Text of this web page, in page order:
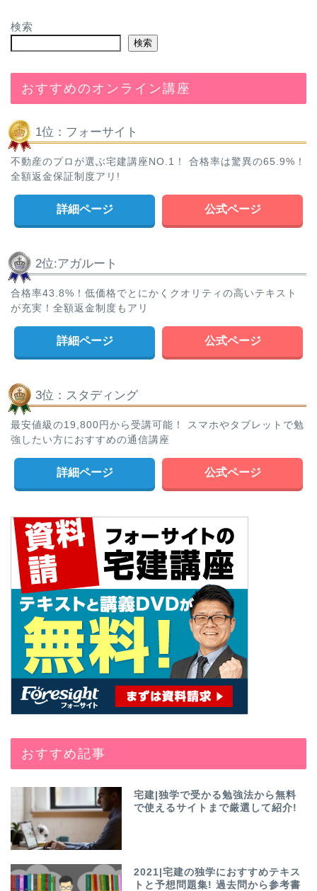
検索
検索
おすすめのオンライン講座
1位：フォーサイト
不動産のプロが選ぶ宅建講座NO.1！ 合格率は驚異の65.9%！
全額返金保証制度アリ!
詳細ページ 公式ページ
2位:アガルート
合格率43.8%！低価格でとにかくクオリティの高いテキスト
が充実！全額返金制度もアリ
詳細ページ 公式ページ
3位：スタディング
最安値級の19,800円から受講可能！ スマホやタブレットで勉
強したい方におすすめの通信講座
詳細ページ 公式ページ
おすすめ記事
宅建|独学で受かる勉強法から無料
で使えるサイトまで厳選して紹介!
2021|宅建の独学におすすめテキス
トと予想問題集! 過去問から参考書